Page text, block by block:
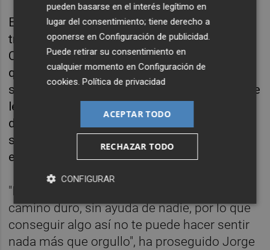
En, quizá, el momento cumbre de su
trayectoria como entrenador, el mayor de los
Climent ha relatado que en el instante en el
que Topuria asestó el golpe definitivo del KO
sobre el australiano Alexander Volkanovski se
le vino a la mente "toda la vida y esfuerzo"
dedicado a ayudar tanto a Topuria a alcanzar
su gran sueño como en los entrenamientos,
en general.
"Ilia es el genio que lo consiguió en un
camino duro, sin ayuda de nadie, por lo que
conseguir algo así no te puede hacer sentir
nada más que orgullo", ha proseguido Jorge
pueden basarse en el interés legítimo en
lugar del consentimiento; tiene derecho a
oponerse enConfiguración de publicidad.
Puede retirar su consentimiento en
cualquier momento enConfiguración de
cookies.Política de privacidad
ACEPTAR TODO
RECHAZAR TODO
CONFIGURAR